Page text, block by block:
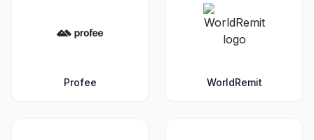
Profee WorldRemit